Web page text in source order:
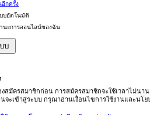
อีกครั้ง
บบอัตโนมัติ
นะการออนไลน์ของฉัน
สมัครสมาชิกก่อน การสมัครสมาชิกจะใช้เวลาไม่นาน
ะเข้าสู่ระบบ กรุณาอ่านเงื่อนไขการใช้งานและนโ